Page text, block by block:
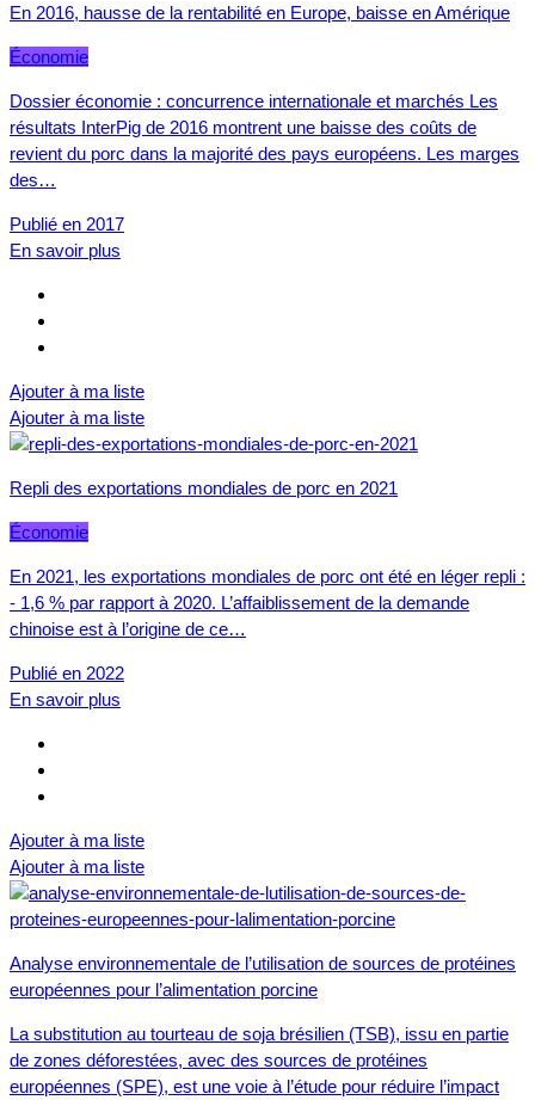
En 2016, hausse de la rentabilité en Europe, baisse en Amérique
Économie
Dossier économie : concurrence internationale et marchés Les
résultats InterPig de 2016 montrent une baisse des coûts de
revient du porc dans la majorité des pays européens. Les marges
des…
Publié en 2017
En savoir plus
Ajouter à ma liste
Ajouter à ma liste
Repli des exportations mondiales de porc en 2021
Économie
En 2021, les exportations mondiales de porc ont été en léger repli :
- 1,6 % par rapport à 2020. L’affaiblissement de la demande
chinoise est à l’origine de ce…
Publié en 2022
En savoir plus
Ajouter à ma liste
Ajouter à ma liste
Analyse environnementale de l’utilisation de sources de protéines
européennes pour l’alimentation porcine
La substitution au tourteau de soja brésilien (TSB), issu en partie
de zones déforestées, avec des sources de protéines
européennes (SPE), est une voie à l’étude pour réduire l’impact